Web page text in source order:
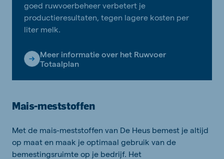
goed ruwvoerbeheer verbetert je
productieresultaten, tegen lagere kosten per
liter melk.
Meer informatie over het Ruwvoer
Totaalplan
Mais-meststoffen
Met de mais-meststoffen van De Heus bemest je altijd
op maat en maak je optimaal gebruik van de
bemestingsruimte op je bedrijf. Het